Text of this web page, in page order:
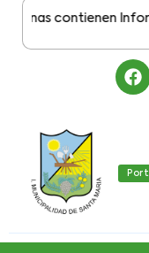
contienen